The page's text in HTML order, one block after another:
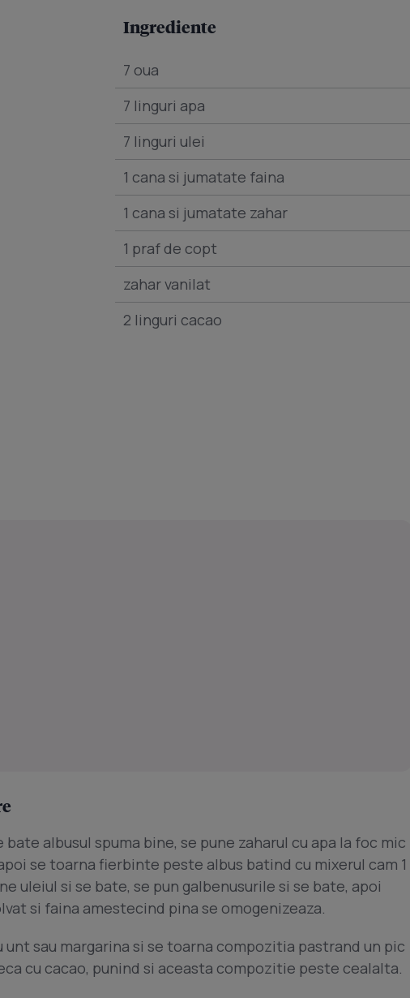
Ingrediente
7 oua
7 linguri apa
7 linguri ulei
1 cana si jumatate faina
1 cana si jumatate zahar
1 praf de copt
zahar vanilat
2 linguri cacao
bate albusul spuma bine, se pune zaharul cu apa la foc mic
se toarna fierbinte peste albus batind cu mixerul cam 1
uleiul si se bate, se pun galbenusurile si se bate, apoi
si faina amestecind pina se omogenizeaza.
unt sau margarina si se toarna compozitia pastrand un pic
cu cacao, punind si aceasta compozitie peste cealalta.